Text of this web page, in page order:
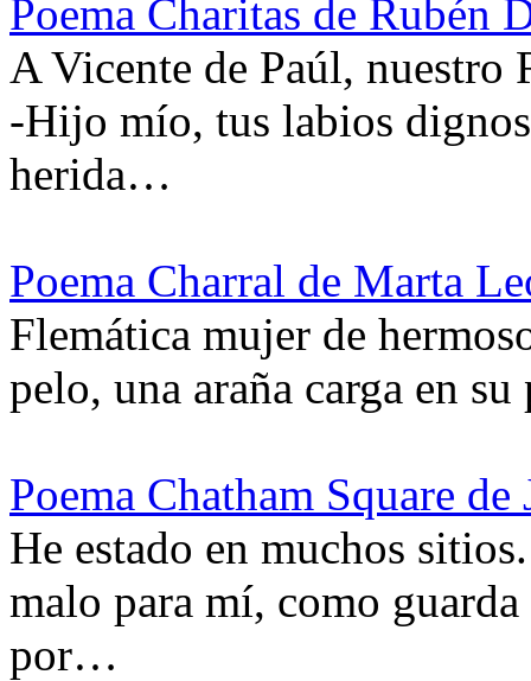
Poema Charitas de Rubén
A Vicente de Paúl,
-Hijo mío, tus labios
herida…
Poema Charral de Marta
Flemática mujer de
pelo, una araña carga en
Poema Chatham Square
He estado en muchos
malo para mí, como
por…